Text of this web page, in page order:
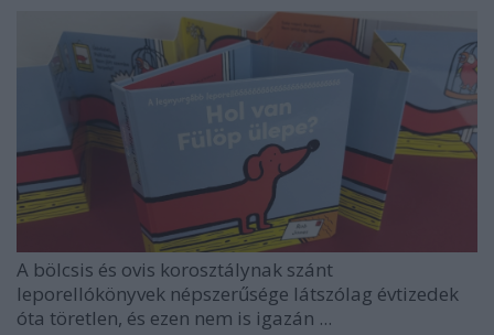
A bölcsis és ovis korosztálynak szánt
leporellókönyvek népszerűsége látszólag évtizedek
óta töretlen, és ezen nem is igazán ...